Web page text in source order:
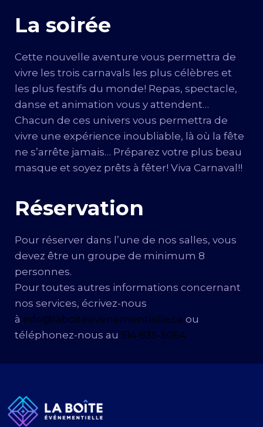
La soirée
Cette nouvelle aventure vous permettra de
vivre les trois carnavals les plus célèbres et
les plus festifs du monde! Repas, spectacle,
danse et animation vous y attendent…
Chacun de ces univers vous permettra de
vivre une expérience inoubliable, là où la fête
ne s’arrête jamais… Préparez votre plus beau
masque et soyez prêts à fêter! Viva Carnaval!!
Réservation
Pour réserver dans l’une de nos salles, vous
devez être un groupe de minimum 8
personnes.
Pour toutes autres informations concernant
nos services, écrivez-nous
à info@laboiteevenementielle.ca ou
téléphonez-nous au 514 835-5064